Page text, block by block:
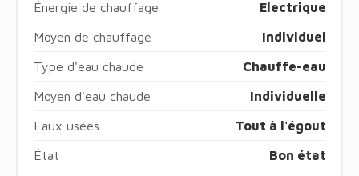
Énergie de chauffage Electrique
Moyen de chauffage Individuel
Type d'eau chaude Chauffe-eau
Moyen d'eau chaude Individuelle
Eaux usées Tout à l'égout
État Bon état